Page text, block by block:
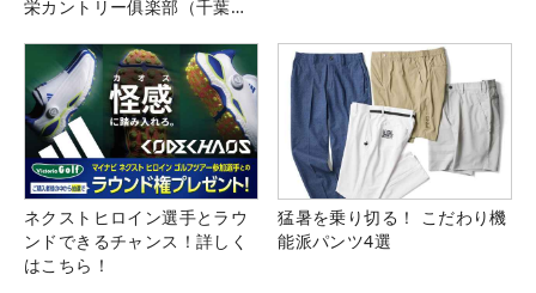
栄カントリー俱楽部（千葉
ネクストヒロイン選手とラウ
ンドできるチャンス！詳しく
はこちら！
猛暑を乗り切る！ こだわり機
能派パンツ4選